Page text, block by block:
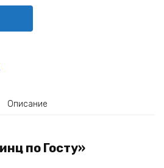
Описание
по Госту»